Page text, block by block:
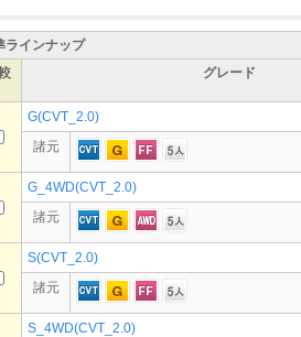
ラインナップ
グレード
G(CVT_2.0)
諸元
G_4WD(CVT_2.0)
諸元
S(CVT_2.0)
諸元
S_4WD(CVT_2.0)